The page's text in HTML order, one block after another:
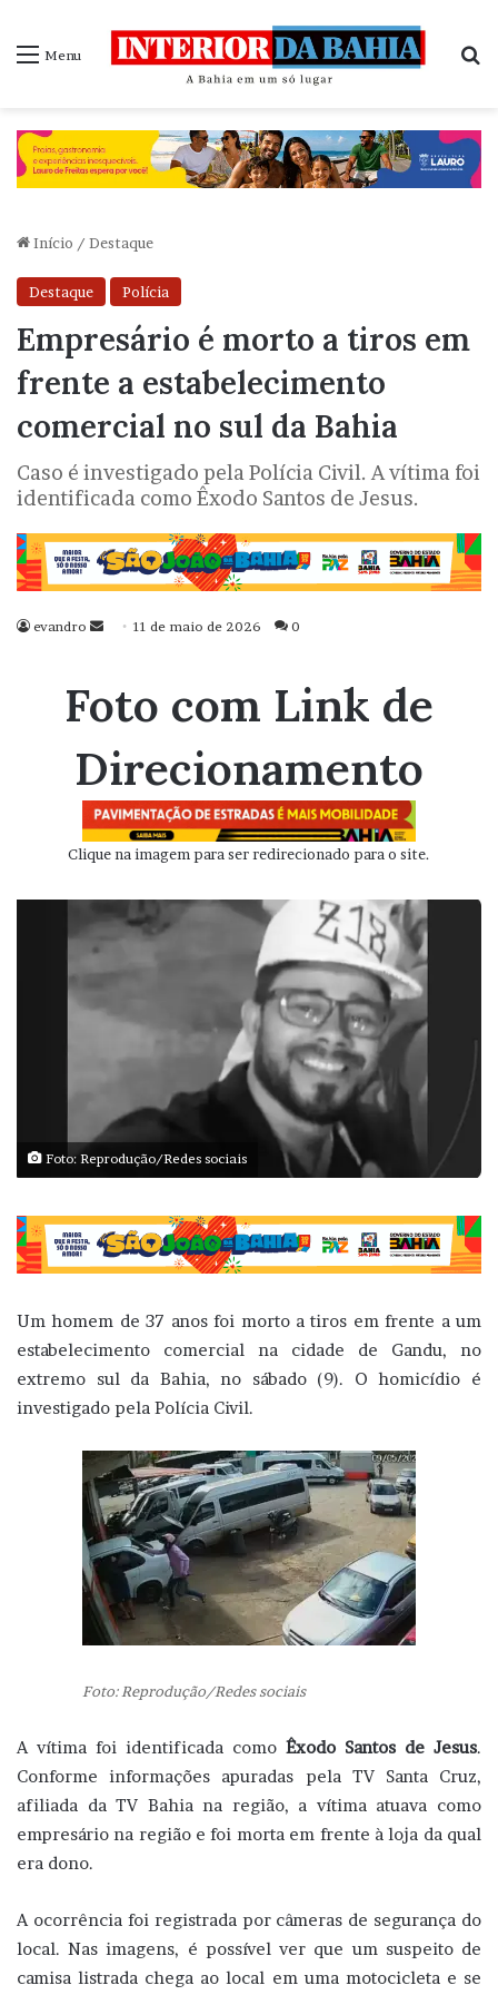
Menu
Início / Destaque
Destaque Polícia
Empresário é morto a tiros em
frente a estabelecimento
comercial no sul da Bahia
Caso é investigado pela Polícia Civil. A vítima foi
identificada como Êxodo Santos de Jesus.
evandro
Mande
mail
11 de maio de 2026 0
Foto com Link de
Direcionamento
Clique na imagem para ser redirecionado para o site.
Foto: Reprodução/Redes sociais
Um homem de 37 anos foi morto a tiros em frente a um
estabelecimento comercial na cidade de Gandu, no
extremo sul da Bahia, no sábado (9). O homicídio é
investigado pela Polícia Civil.
Foto: Reprodução/Redes sociais
A vítima foi identificada como Êxodo Santos de Jesus.
Conforme informações apuradas pela TV Santa Cruz,
afiliada da TV Bahia na região, a vítima atuava como
empresário na região e foi morta em frente à loja da qual
era dono.
A ocorrência foi registrada por câmeras de segurança do
local. Nas imagens, é possível ver que um suspeito de
camisa listrada chega ao local em uma motocicleta e se